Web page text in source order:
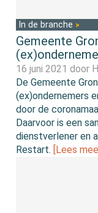
In de branche
Gemeente
16 juni 2021 door
De Gemeente
(ex)ondernemers
door de
Daarvoor is een
dienstverlener en
Restart.
[Lees